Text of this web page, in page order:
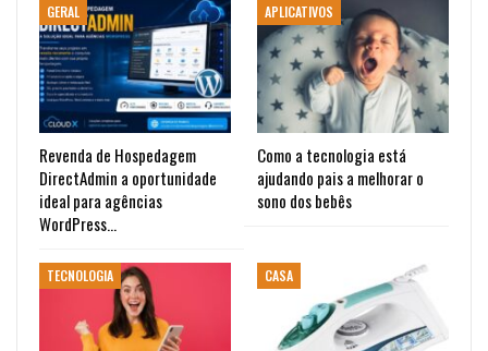
GERAL
Revenda de Hospedagem
DirectAdmin a oportunidade
ideal para agências
WordPress…
APLICATIVOS
Como a tecnologia está
ajudando pais a melhorar o
sono dos bebês
TECNOLOGIA CASA